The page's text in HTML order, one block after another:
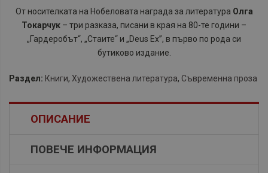
​От носителката на Нобеловата награда за литература Олга
Токарчук – три разказа, писани в края на 80-те години –
„Гардеробът“, „Стаите“ и „Deus Ex”, в първо по рода си
бутиково издание.
Раздел: Книги, Художествена литература, Съвременна проза
ОПИСАНИЕ
ПОВЕЧЕ ИНФОРМАЦИЯ